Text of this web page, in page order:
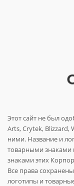
Этот сайт не был
Arts, Crytek, Blizzard,
ними. Название и
товарными знаками
знаками этих
Все права
логотипы и